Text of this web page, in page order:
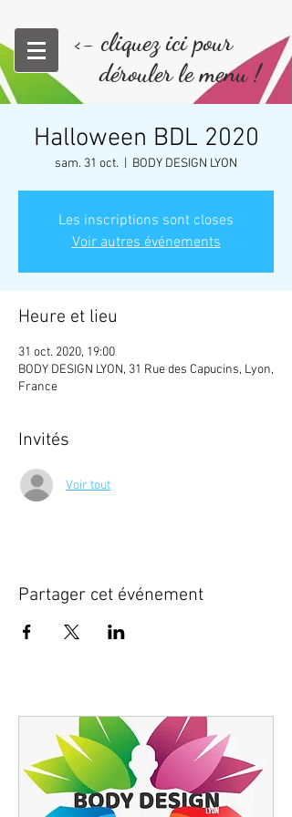
<- cliquez ici pour
dérouler le menu !
Halloween BDL 2020
sam. 31 oct. BODY DESIGN LYON
Les inscriptions sont closes
Voir autres événements
Heure et lieu
31 oct. 2020, 19:00
BODY DESIGN LYON, 31 Rue des Capucins, Lyon,
France
Invités
Voir tout
Partager cet événement